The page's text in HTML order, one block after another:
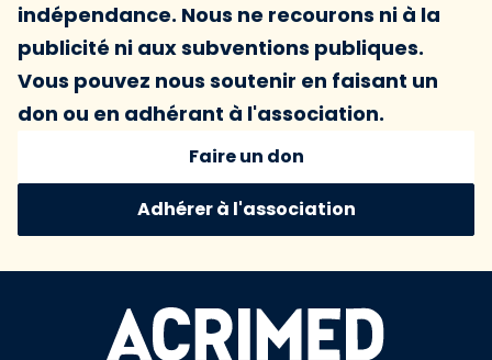
indépendance. Nous ne recourons ni à la
publicité ni aux subventions publiques.
Vous pouvez nous soutenir en faisant un
don ou en adhérant à l'association.
Faire un don
Adhérer à l'association